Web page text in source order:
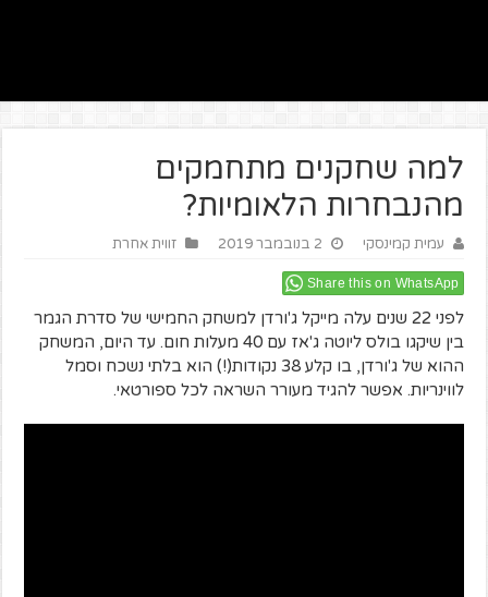
למה שחקנים מתחמקים
מהנבחרות הלאומיות?
עמית קמינסקי 2 בנובמבר 2019 זווית אחרת
Share this on WhatsApp
לפני 22 שנים עלה מייקל ג'ורדן למשחק החמישי של סדרת הגמר
בין שיקגו בולס ליוטה ג'אז עם 40 מעלות חום. עד היום, המשחק
ההוא של ג'ורדן, בו קלע 38 נקודות(!) הוא בלתי נשכח וסמל
לווינריות. אפשר להגיד מעורר השראה לכל ספורטאי.